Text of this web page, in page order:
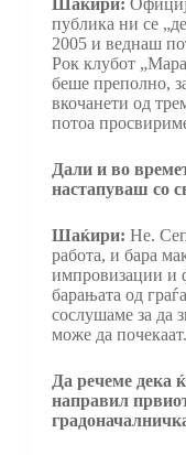
публика ни се
2005 и веднаш
Рок клубот
беше преполно,
вкочанети од
потоа
Дали и во
настапуваш со
Шаќири: Не.
работа, и бара
импровизации и
барањата од
сослушаме за да
може да почекаат.
Да речеме дека
направил